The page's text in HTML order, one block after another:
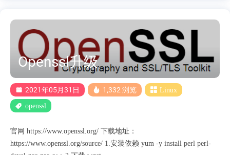
Openssl升级
2021年05月31日 1,332 浏览 Linux
openssl
官网 https://www.openssl.org/ 下载地址：
https://www.openssl.org/source/ 1.安装依赖 yum -y install perl perl-